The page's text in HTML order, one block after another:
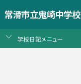
常滑市立鬼崎中学校
学校日記メニュー